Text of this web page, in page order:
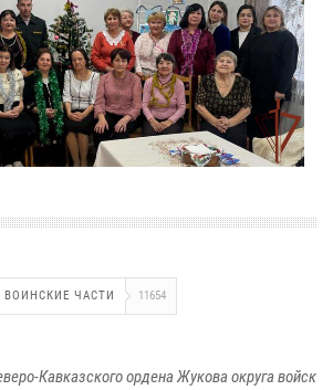
ВОИНСКИЕ ЧАСТИ 11654
Кавказского ордена Жукова округа войск